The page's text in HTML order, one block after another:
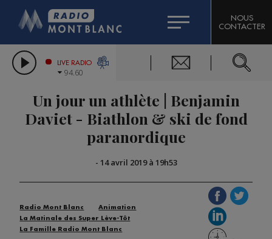
LES CHRONIQUES DE L'EXPERT
CITIZEN MACHINERY
GRAND MASSIF DOMAINES SKIABLES
BIGARD
COMPAGNIE DU MONT-BLANC
NOUS
CONTACTER
LIVE RADIO
94.60
Un jour un athlète | Benjamin
Daviet - Biathlon & ski de fond
paranordique
- 14 avril 2019 à 19h53
Radio Mont Blanc
Animation
La Matinale des Super Lève-Tôt
La Famille Radio Mont Blanc